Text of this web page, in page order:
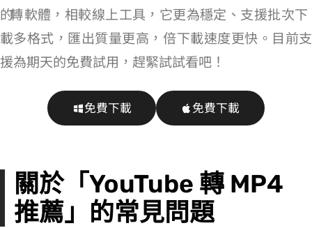
的 YouTube 轉 MP4 軟體，相較線上工具，它更為穩定、支援批次下
載多格式，匯出質量更高，6 倍下載速度更快。目前支
援為期 10 天的免費試用，趕緊試試看吧！
免費下載 免費下載
關於「YouTube 轉 MP4
推薦」的常見問題